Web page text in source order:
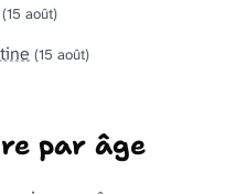
(15 août)
(15 août)
par âge